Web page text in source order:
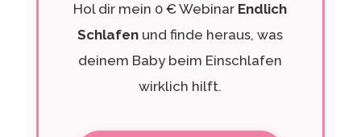
Hol dir mein 0 € Webinar Endlich
Schlafen und finde heraus, was
deinem Baby beim Einschlafen
wirklich hilft.